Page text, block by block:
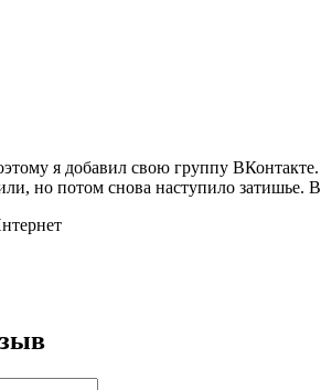
я добавил свою группу
но потом снова наступило затишье.